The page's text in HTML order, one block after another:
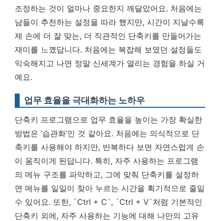
조정하는 것이 얼마나 중요한지 깨달았어요. 처음에는
남들이 추천하는 설정을 따라 했지만, 시간이 지날수록
제 손에 더 잘 맞는, 더 직관적인 단축키를 만들어가는
재미를 느꼈답니다. 처음에는 복잡해 보였던 설정들도
익숙해지고 나면 정말 신세계가 열리는 경험을 하실 거
예요.
업무 효율을 극대화하는 노하우
단축키 프로그램으로 업무 효율을 높이는 가장 확실한
방법은 ‘습관화’인 것 같아요. 처음에는 의식적으로 단
축키를 사용해야 하지만, 반복하다 보면 자연스럽게 손
이 움직이게 된답니다. 특히, 자주 사용하는 프로그램
의 메뉴 구조를 파악하고, 그에 맞춰 단축키를 설정하
면 메뉴를 일일이 찾아 누르는 시간을 획기적으로 줄일
수 있어요. 또한, `Ctrl + C`, `Ctrl + V`처럼 기본적인
단축키 외에, 자주 사용하는 기능에 대해 나만의 고유